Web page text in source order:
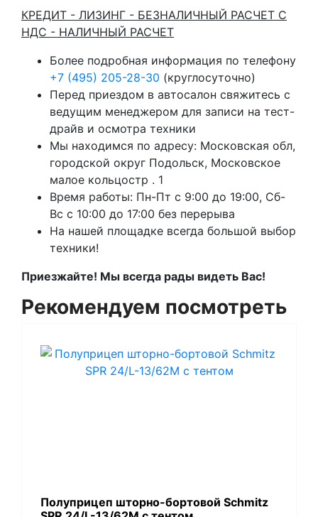
КРЕДИТ - ЛИЗИНГ - БЕЗНАЛИЧНЫЙ РАСЧЕТ С
НДС - НАЛИЧНЫЙ РАСЧЕТ
Более подробная информация по телефону
+7 (495) 205-28-30 (круглосуточно)
Перед приездом в автосалон свяжитесь с
ведущим менеджером для записи на тест-
драйв и осмотра техники
Мы находимся по адресу: Московская обл,
городской округ Подольск, Московское
малое кольцостр . 1
Время работы: Пн-Пт с 9:00 до 19:00, Сб-
Вс с 10:00 до 17:00 без перерыва
На нашей площадке всегда большой выбор
техники!
Приезжайте! Мы всегда рады видеть Вас!
Рекомендуем посмотреть
Полуприцеп шторно-бортовой Schmitz